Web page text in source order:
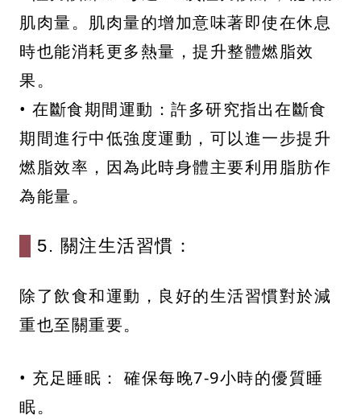
肌肉量。肌肉量的增加意味著即使在休息
時也能消耗更多熱量，提升整體燃脂效
果。
• 在斷食期間運動：許多研究指出在斷食
期間進行中低強度運動，可以進一步提升
燃脂效率，因為此時身體主要利用脂肪作
為能量。
5. 關注生活習慣：
除了飲食和運動，良好的生活習慣對於減
重也至關重要。
• 充足睡眠： 確保每晚7-9小時的優質睡
眠。